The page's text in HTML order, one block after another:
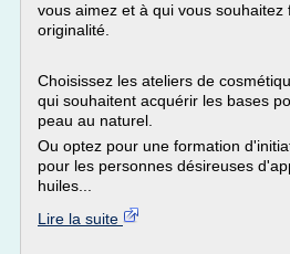
vous aimez et à qui vous souhaitez
originalité.
Choisissez les ateliers de
qui souhaitent acquérir les bases
peau au naturel.
Ou optez pour une formation
pour les personnes désireuses
huiles...
Lire la suite